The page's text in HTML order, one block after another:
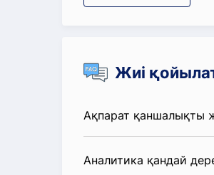
Жиі
Ақпарат қаншалықты
Аналитика қандай